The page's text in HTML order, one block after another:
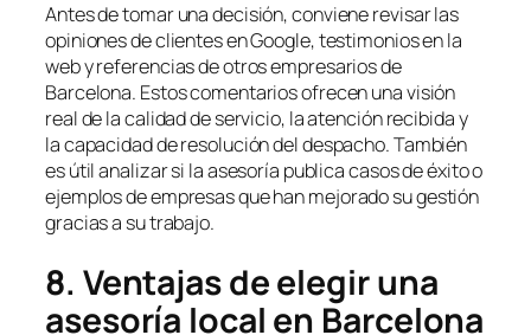
Antes de tomar una decisión, conviene revisar las
opiniones de clientes en Google, testimonios en la
web y referencias de otros empresarios de
Barcelona. Estos comentarios ofrecen una visión
real de la calidad de servicio, la atención recibida y
la capacidad de resolución del despacho. También
es útil analizar si la asesoría publica casos de éxito o
ejemplos de empresas que han mejorado su gestión
gracias a su trabajo.
8. Ventajas de elegir una
asesoría local en Barcelona